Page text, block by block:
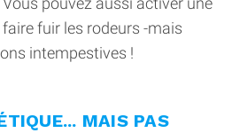
fuir les rodeurs -mais
intempestives !
MAIS PAS